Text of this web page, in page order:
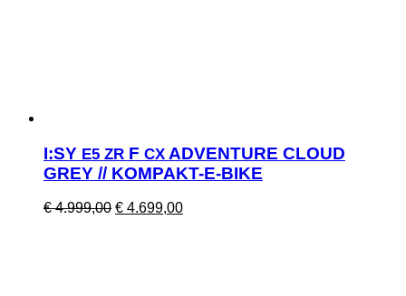
I:SY E5 ZR F CX ADVENTURE CLOUD
GREY // KOMPAKT-E-BIKE
€4.999,00 Ursprünglicher
€ 4.699,00Aktueller